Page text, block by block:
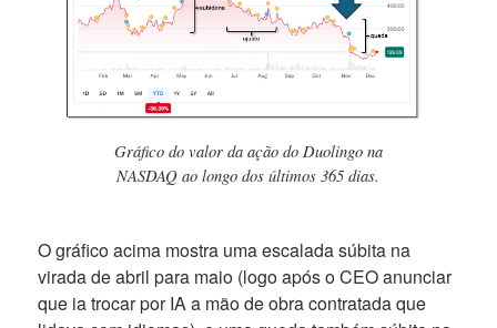
Gráfico do valor da ação do Duolingo na
NASDAQ ao longo dos últimos 365 dias.
O gráfico acima mostra uma escalada súbita na
virada de abril para maio (logo após o CEO anunciar
que ia trocar por IA a mão de obra contratada que